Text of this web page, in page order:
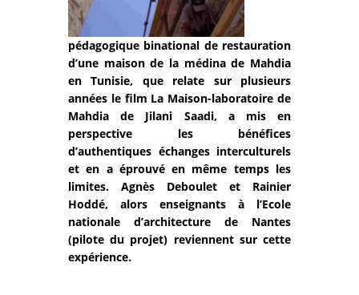
pédagogique binational de restauration
d’une maison de la médina de Mahdia
en Tunisie, que relate sur plusieurs
années le film La Maison-laboratoire de
Mahdia de Jilani Saadi, a mis en
perspective les bénéfices
d’authentiques échanges interculturels
et en a éprouvé en même temps les
limites. Agnès Deboulet et Rainier
Hoddé, alors enseignants à l’Ecole
nationale d’architecture de Nantes
(pilote du projet) reviennent sur cette
expérience.